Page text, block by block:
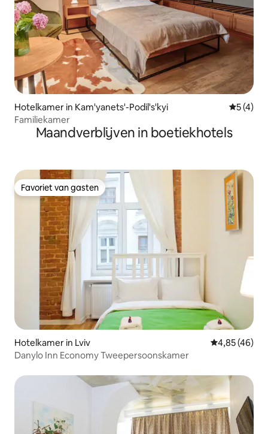
Hotelkamer in Kam'yanets'-Podil's'kyi
5 (4)
Familiekamer
Maandverblijven in boetiekhotels
Favoriet van gasten
Favoriet van gasten
Hotelkamer in Lviv Gemiddelde
4,85 (46)
Danylo Inn Economy Tweepersoonskamer